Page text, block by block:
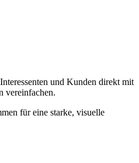
und Kunden direkt mit
vereinfachen.
für eine starke, visuelle